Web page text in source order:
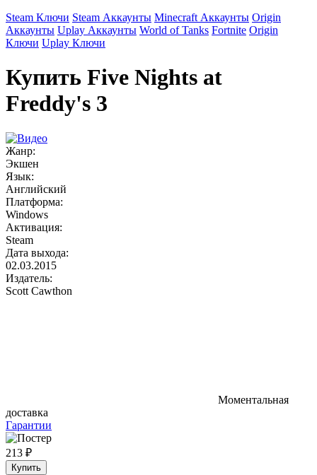
Steam Ключи Steam Аккаунты Minecraft Аккаунты Origin
Аккаунты Uplay Аккаунты World of Tanks Fortnite Origin
Ключи Uplay Ключи
Купить Five Nights at
Freddy's 3
Жанр:
Экшен
Язык:
Английский
Платформа:
Windows
Активация:
Steam
Дата выхода:
02.03.2015
Издатель:
Scott Cawthon
Моментальная
доставка
Гарантии
213 ₽
Купить